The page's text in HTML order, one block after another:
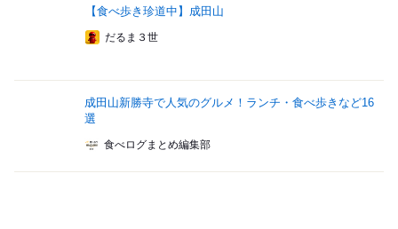
【食べ歩き珍道中】成田山
だるま３世
成田山新勝寺で人気のグルメ！ランチ・食べ歩きなど16
選
食べログまとめ編集部